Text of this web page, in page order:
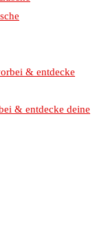
& entdecke deine